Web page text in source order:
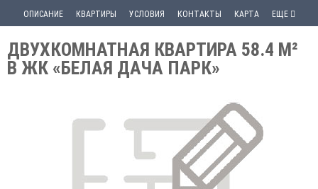
ОПИСАНИЕ КВАРТИРЫ УСЛОВИЯ КОНТАКТЫ КАРТА ЕЩЕ
ДВУХКОМНАТНАЯ КВАРТИРА 58.4 М²
В ЖК «БЕЛАЯ ДАЧА ПАРК»